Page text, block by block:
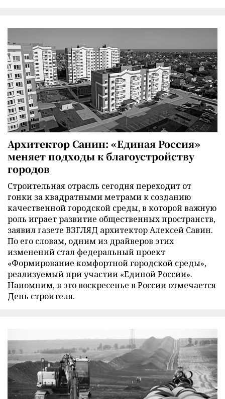
Архитектор Санин: «Единая Россия»
меняет подходы к благоустройству
городов
Строительная отрасль сегодня переходит от
гонки за квадратными метрами к созданию
качественной городской среды, в которой важную
роль играет развитие общественных пространств,
заявил газете ВЗГЛЯД архитектор Алексей Савин.
По его словам, одним из драйверов этих
изменений стал федеральный проект
«Формирование комфортной городской среды»,
реализуемый при участии «Единой России».
Напомним, в это воскресенье в России отмечается
День строителя.